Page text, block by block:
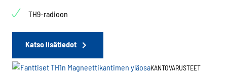
TH9-radioon
Katso lisätiedot
KANTOVARUSTEET